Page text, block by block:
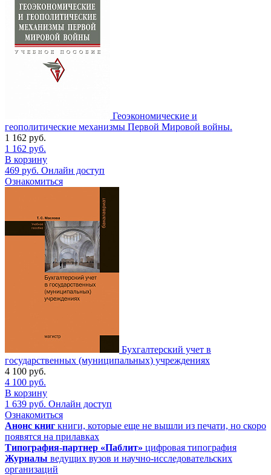
Геоэкономические и
геополитические механизмы Первой Мировой войны.
1 162 руб.
1 162 руб.
В корзину
469 руб. Онлайн доступ
Ознакомиться
Бухгалтерский учет в
государственных (муниципальных) учреждениях
4 100 руб.
4 100 руб.
В корзину
1 639 руб. Онлайн доступ
Ознакомиться
Анонс книг книги, которые еще не вышли из печати, но скоро
появятся на прилавках
Типография-партнер «Паблит» цифровая типография
Журналы ведущих вузов и научно-исследовательских
организаций